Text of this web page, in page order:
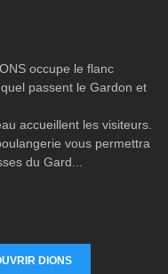
occupe le flanc
passent le Gardon et
accueillent les visiteurs.
vous permettra
du Gard...
DIONS